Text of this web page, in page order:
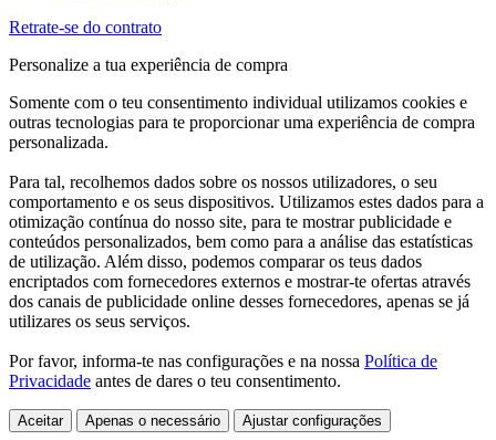
Retrate-se do contrato
Personalize a tua experiência de compra
Somente com o teu consentimento individual utilizamos cookies e
outras tecnologias para te proporcionar uma experiência de compra
personalizada.
Para tal, recolhemos dados sobre os nossos utilizadores, o seu
comportamento e os seus dispositivos. Utilizamos estes dados para a
otimização contínua do nosso site, para te mostrar publicidade e
conteúdos personalizados, bem como para a análise das estatísticas
de utilização. Além disso, podemos comparar os teus dados
encriptados com fornecedores externos e mostrar-te ofertas através
dos canais de publicidade online desses fornecedores, apenas se já
utilizares os seus serviços.
Por favor, informa-te nas configurações e na nossa Política de
Privacidade antes de dares o teu consentimento.
Aceitar Apenas o necessário Ajustar configurações